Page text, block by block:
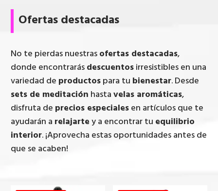
Ofertas destacadas
No te pierdas nuestrasofertas destacadas,
donde encontrarásdescuentosirresistibles en una
variedad de productospara tu bienestar. Desde
sets de meditación hastavelas aromáticas,
disfruta de precios especialesen artículos que te
ayudarán a relajartey a encontrar tu equilibrio
interior. ¡Aprovecha estas oportunidades antes de
que se acaben!